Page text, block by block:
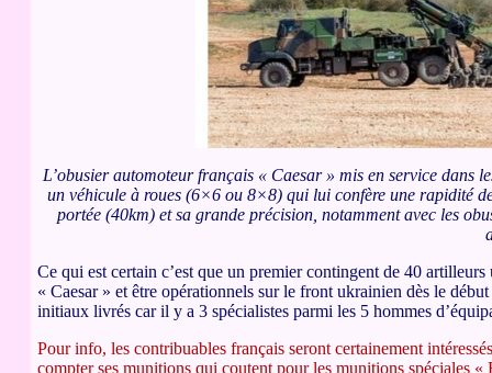
L’obusier automoteur français « Caesar » mis en service dans
un véhicule à roues (6×6 ou 8×8) qui lui confère une rapidité
portée (40km) et sa grande précision, notamment avec les
Ce qui est certain c’est que un premier contingent de 40
« Caesar » et être opérationnels sur le front ukrainien dès le
initiaux livrés car il y a 3 spécialistes parmi les 5 hommes
Pour info, les contribuables français seront certainement
compter ses munitions qui coutent pour les munitions spéciales «